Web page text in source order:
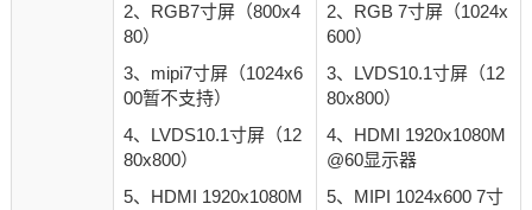
2、RGB7寸屏（800x4
80）
3、mipi7寸屏（1024x6
00暂不支持）
4、LVDS10.1寸屏（12
80x800）
5、HDMI 1920x1080M
2、RGB 7寸屏（1024x
600）
3、LVDS10.1寸屏（12
80x800）
4、HDMI 1920x1080M
@60显示器
5、MIPI 1024x600 7寸